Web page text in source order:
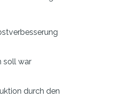
soll war
durch den